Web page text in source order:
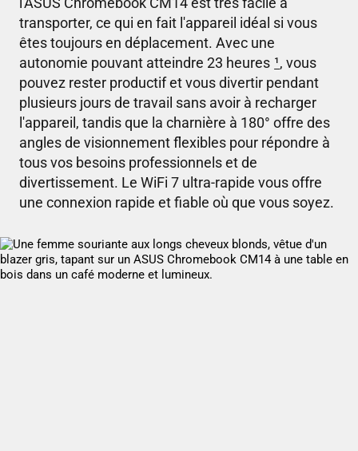
transporter, ce qui en fait l'appareil idéal si vous
êtes toujours en déplacement. Avec une
autonomie pouvant atteindre 23 heures ¹, vous
pouvez rester productif et vous divertir pendant
plusieurs jours de travail sans avoir à recharger
l'appareil, tandis que la charnière à 180° offre des
angles de visionnement flexibles pour répondre à
tous vos besoins professionnels et de
divertissement. Le WiFi 7 ultra-rapide vous offre
une connexion rapide et fiable où que vous soyez.